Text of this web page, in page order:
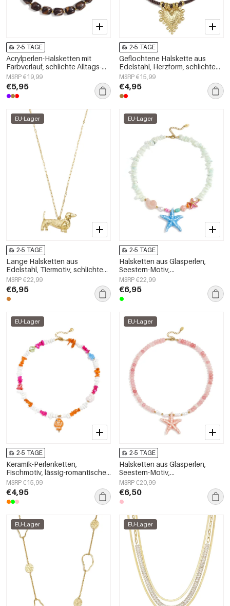
2-5 TAGE
Acrylperlen-Halsketten mit
Farbverlauf, schlichte Alltags-
Serie, Damenschmuck
MSRP €19,99
€5,95
2-5 TAGE
Geflochtene Halskette aus
Edelstahl, Herzform, schlichte
Alltags-Serie, Damenschmuck
MSRP €15,99
€4,95
EU-Lager
2-5 TAGE
Lange Halsketten aus
Edelstahl, Tiermotiv, schlichte
Alltags-Serie, Damenschmuck
MSRP €22,99
€6,95
EU-Lager
2-5 TAGE
Halsketten aus Glasperlen,
Seestern-Motiv,
Urlaubs-/Strand-Romantik-Serie,
Damenschmuck
MSRP €22,99
€6,95
EU-Lager
2-5 TAGE
Keramik-Perlenketten,
Fischmotiv, lässig-romantische
Serie, Damenschmuck
MSRP €15,99
€4,95
EU-Lager
2-5 TAGE
Halsketten aus Glasperlen,
Seestern-Motiv,
Urlaubs-/Strand-Romantik-Serie,
Damenschmuck
MSRP €20,99
€6,50
EU-Lager EU-Lager